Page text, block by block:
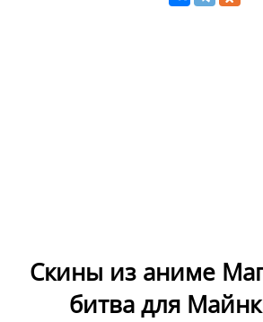
Скины из аниме
битва для